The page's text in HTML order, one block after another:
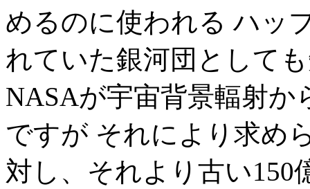
めるのに使われる ハッ
れていた銀河団として
NASAが宇宙背景輻射
ですが それにより求め
対し、それより古い150